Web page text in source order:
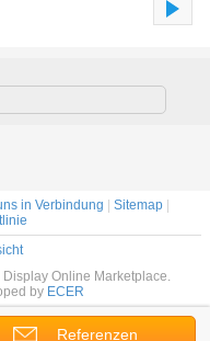
Referenzen
in Verbindung Sitemap|
Online Marketplace.
by ECER